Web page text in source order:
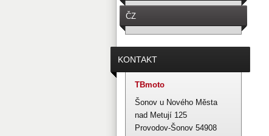
schránky,sedačky.
ČZ
476,477,487,488,471,472,482,481
KONTAKT
TBmoto
Šonov u Nového Města
nad Metují 125
Provodov-Šonov 54908